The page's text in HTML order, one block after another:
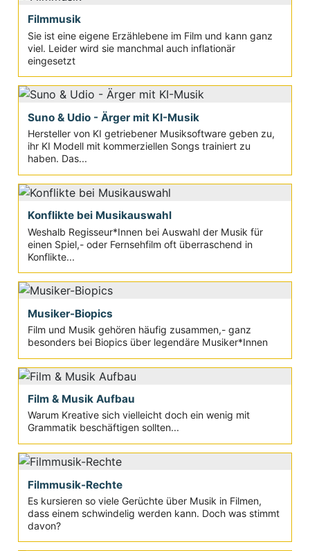
Filmmusik
Sie ist eine eigene Erzählebene im Film und kann ganz
viel. Leider wird sie manchmal auch inflationär
eingesetzt
Suno & Udio - Ärger mit KI-Musik
Hersteller von KI getriebener Musiksoftware geben zu,
ihr KI Modell mit kommerziellen Songs trainiert zu
haben. Das...
Konflikte bei Musikauswahl
Weshalb Regisseur*Innen bei Auswahl der Musik für
einen Spiel,- oder Fernsehfilm oft überraschend in
Konflikte...
Musiker-Biopics
Film und Musik gehören häufig zusammen,- ganz
besonders bei Biopics über legendäre Musiker*Innen
Film & Musik Aufbau
Warum Kreative sich vielleicht doch ein wenig mit
Grammatik beschäftigen sollten...
Filmmusik-Rechte
Es kursieren so viele Gerüchte über Musik in Filmen,
dass einem schwindelig werden kann. Doch was stimmt
davon?